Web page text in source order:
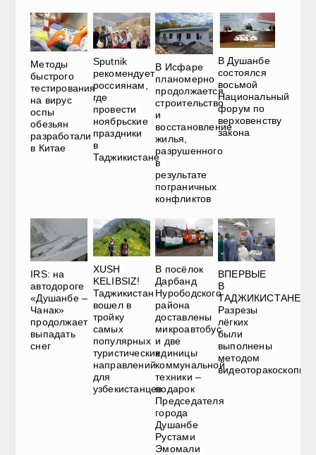
Методы
быстрого
тестирования
на вирус
оспы
обезьян
разработали
в Китае
Sputnik
рекомендует
россиянам,
где
провести
ноябрьские
праздники
в
Таджикистане
В Исфаре
планомерно
продолжается
строительство
и
восстановление
жилья,
разрушенного
в
результате
пограничных
конфликтов
В Душанбе
состоялся
восьмой
Национальный
форум по
верховенству
закона
IRS: на
автодороге
«Душанбе –
Чанак»
продолжает
выпадать
снег
XUSH
KELIBSIZ!
Таджикистан
вошел в
тройку
самых
популярных
туристических
направлений
для
узбекистанцев
В посёлок
Дарбанд
Нурободского
района
доставлены
микроавтобус
и две
единицы
коммунальной
техники –
подарок
Председателя
города
Душанбе
Рустами
Эмомали
ВПЕРВЫЕ
В
ТАДЖИКИСТАНЕ.
Разрезы
лёгких
были
выполнены
методом
видеоторакоскопии